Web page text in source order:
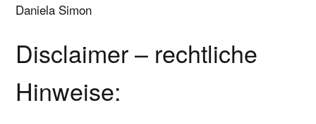
Daniela Simon
Disclaimer – rechtliche
Hinweise: